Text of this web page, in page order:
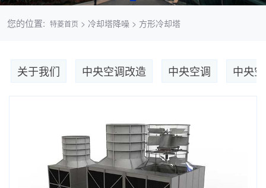
您的位置: 特菱首页 > 冷却塔降噪 > 方形冷却塔
关于我们 中央空调改造 中央空调 中央